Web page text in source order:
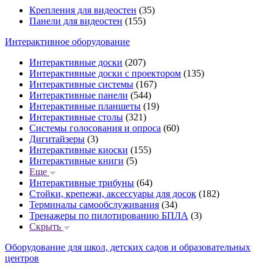
Крепления для видеостен (35)
Панели для видеостен (155)
Интерактивное оборудование
Интерактивные доски (207)
Интерактивные доски с проектором (135)
Интерактивные системы (167)
Интерактивные панели (544)
Интерактивные планшеты (19)
Интерактивные столы (321)
Системы голосования и опроса (60)
Дигитайзеры (3)
Интерактивные киоски (155)
Интерактивные книги (5)
Еще
Интерактивные трибуны (64)
Стойки, крепежи, аксессуары для досок (182)
Терминалы самообслуживания (34)
Тренажеры по пилотированию БПЛА (3)
Скрыть
Оборудование для школ, детских садов и образовательных
центров